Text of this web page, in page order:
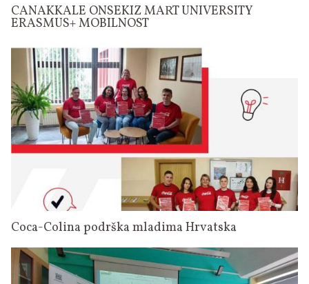
CANAKKALE ONSEKIZ MART UNIVERSITY
ERASMUS+ MOBILNOST
Coca-Colina podrška mladima Hrvatska